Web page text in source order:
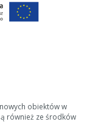
obiektów w
również ze środków